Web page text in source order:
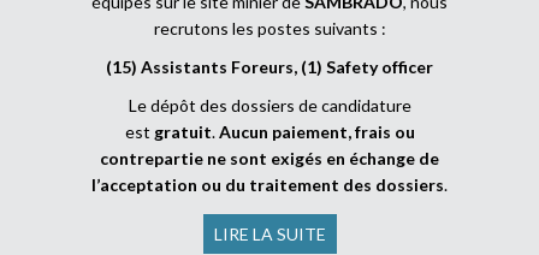
recrutons les postes suivants :
(15) Assistants Foreurs, (1) Safety officer
Le dépôt des dossiers de candidature
est gratuit.Aucun paiement, frais ou
contrepartie ne sont exigés en échange de
l’acceptation ou du traitement des dossiers.
LIRE LA SUITE